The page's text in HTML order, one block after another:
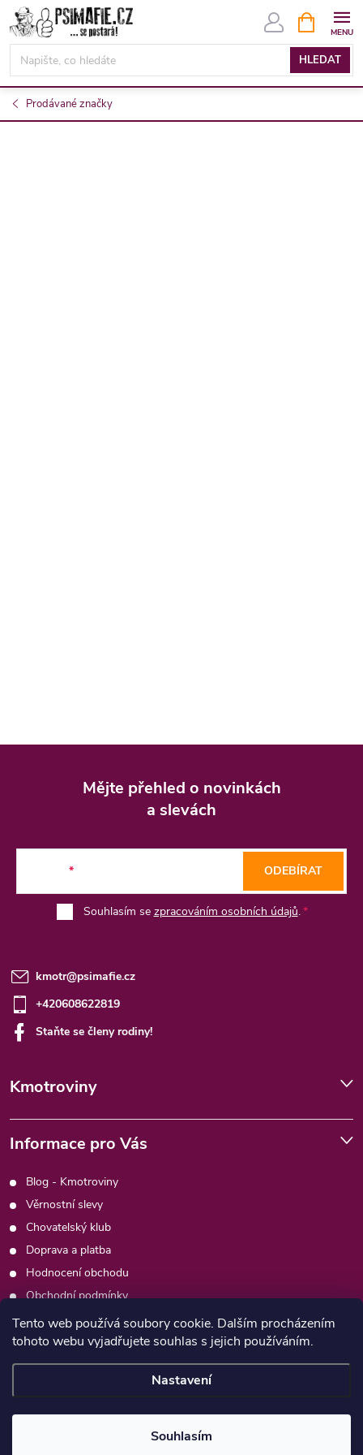
Tento web používá soubory cookie. Dalším procházením
tohoto webu vyjadřujete souhlas s jejich používáním.
Nastavení
Souhlasím
Přejít
na
obsah
HLEDAT
NÁKUPNÍ
KOŠÍK
Prodávané značky
Mějte přehled o novinkách
a slevách
Souhlasím se zpracováním osobních údajů.
ODEBÍRAT
kmotr@psimafie.cz
+420608622819
Staňte se členy rodiny!
Kmotroviny
Informace pro Vás
Blog - Kmotroviny
Věrnostní slevy
Chovatelský klub
Doprava a platba
Hodnocení obchodu
Obchodní podmínky
Podmínky ochrany osobních údajů
Kontakty
Moje objednávka
Copyright 2026Psimafie.cz. Všechna práva vyhrazena.